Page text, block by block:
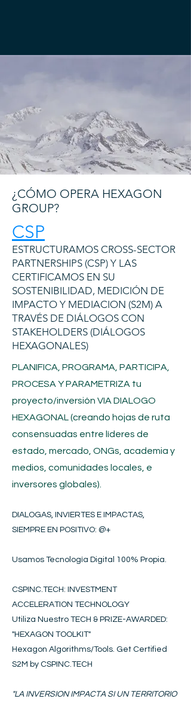
¿CÓMO OPERA HEXAGON
GROUP?
CSP
ESTRUCTURAMOS CROSS-SECTOR
PARTNERSHIPS (CSP) Y LAS
CERTIFICAMOS EN SU
SOSTENIBILIDAD, MEDICIÓN DE
IMPACTO Y MEDIACION (S2M) A
TRAVÉS DE DIÁLOGOS CON
STAKEHOLDERS (DIÁLOGOS
HEXAGONALES)
PLANIFICA, PROGRAMA, PARTICIPA,
PROCESA Y PARAMETRIZA tu
proyecto/inversión VIA DIALOGO
HEXAGONAL (creando hojas de ruta
consensuadas entre líderes de
estado, mercado, ONGs, academia y
medios, comunidades locales, e
inversores globales).
DIALOGAS, INVIERTES E IMPACTAS,
SIEMPRE EN POSITIVO​: @+
Usamos Tecnología Digital 100% Propia.
CSPINC.TECH: INVESTMENT
ACCELERATION TECHNOLOGY
Utiliza Nuestro TECH & PRIZE-AWARDED:
"HEXAGON TOOLKIT"
Hexagon Algorithms/Tools. Get Certified
S2M by CSPINC.TECH
"LA INVERSION IMPACTA SI UN TERRITORIO